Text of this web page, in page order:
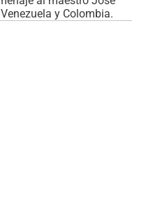
y Colombia.